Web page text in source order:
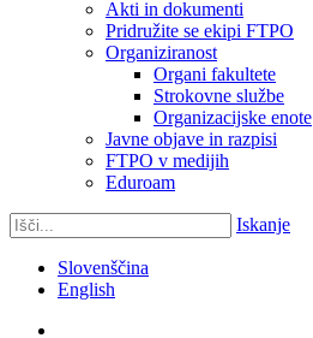
Akti in dokumenti
Pridružite se ekipi FTPO
Organiziranost
Organi fakultete
Strokovne službe
Organizacijske enote
Javne objave in razpisi
FTPO v medijih
Eduroam
Iskanje
Slovenščina
English